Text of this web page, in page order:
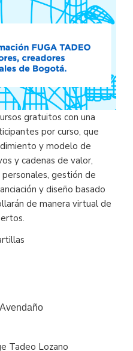
gratuitos con una
por curso, que
y modelo de
y cadenas de valor,
personales, gestión de
y diseño basado
de manera virtual de
Tadeo Lozano